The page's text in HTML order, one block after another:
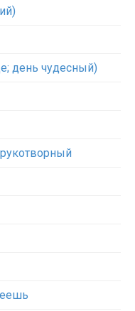
день чудесный)